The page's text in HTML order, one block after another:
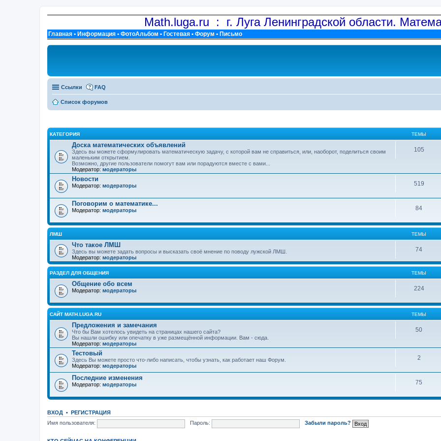
Math.luga.ru : г. Луга Ленинградской области.
Главная • Информация • ФотоАльбом • Гостевая • Форум • Письмо
Ссылки FAQ
Список форумов
КАТЕГОРИЯ ТЕМЫ
Доска математических объявлений
Здесь вы можете сформулировать математическую задачу, с которой вам не справиться, или, наоборот, поделиться своим
маленьким открытием.
Возможно, другие пользователи помогут вам или порадуются вместе с вами...
Модератор: модераторы
105
Новости
Модератор: модераторы 519
Поговорим о математике...
Модератор: модераторы 84
ЛМШ ТЕМЫ
Что такое ЛМШ
Здесь вы можете задать вопросы и высказать своё мнение по поводу лужской ЛМШ.
Модератор: модераторы
74
РАЗДЕЛ ДЛЯ ОБЩЕНИЯ ТЕМЫ
Общение обо всем
Модератор: модераторы 224
САЙТ MATH.LUGA.RU ТЕМЫ
Предложения и замечания
Что бы Вам хотелось увидеть на страницах нашего сайта?
Вы нашли ошибку или опечатку в уже размещённой информации. Вам - сюда.
Модератор: модераторы
50
Тестовый
Здесь Вы можете просто что-либо написать, чтобы узнать, как работает наш Форум.
Модератор: модераторы
2
Последние изменения
Модератор: модераторы 75
ВХОД • РЕГИСТРАЦИЯ
Имя пользователя:
Пароль: Забыли пароль?